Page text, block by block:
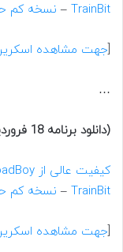
TrainBit
– نسخه کم
[جهت مشاهده
…
(دانلود برنامه 18 فروردین 1395)
کیفیت عالی از UploadBoy
TrainBit
– نسخه کم
[جهت مشاهده